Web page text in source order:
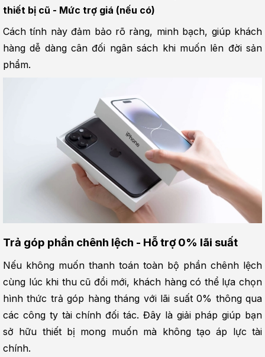
thiết bị cũ - Mức trợ giá (nếu có)
Cách tính này đảm bảo rõ ràng, minh bạch, giúp khách
hàng dễ dàng cân đối ngân sách khi muốn lên đời sản
phẩm.
Trả góp phần chênh lệch - Hỗ trợ 0% lãi suất
Nếu không muốn thanh toán toàn bộ phần chênh lệch
cùng lúc khi thu cũ đổi mới, khách hàng có thể lựa chọn
hình thức trả góp hàng tháng với lãi suất 0% thông qua
các công ty tài chính đối tác. Đây là giải pháp giúp bạn
sở hữu thiết bị mong muốn mà không tạo áp lực tài
chính.